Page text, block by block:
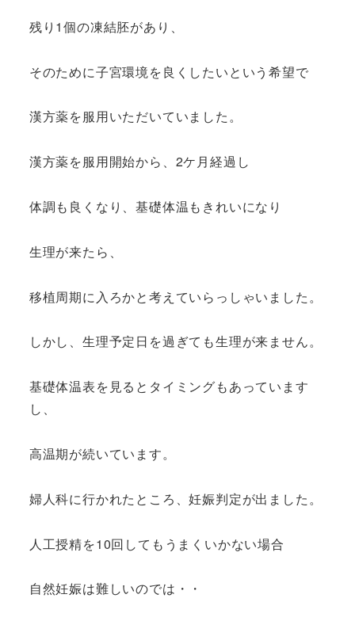
残り1個の凍結胚があり、
そのために子宮環境を良くしたいという希望で
漢方薬を服用いただいていました。
漢方薬を服用開始から、2ケ月経過し
体調も良くなり、基礎体温もきれいになり
生理が来たら、
移植周期に入ろかと考えていらっしゃいました。
しかし、生理予定日を過ぎても生理が来ません。
基礎体温表を見るとタイミングもあっています
し、
高温期が続いています。
婦人科に行かれたところ、妊娠判定が出ました。
人工授精を10回してもうまくいかない場合
自然妊娠は難しいのでは・・